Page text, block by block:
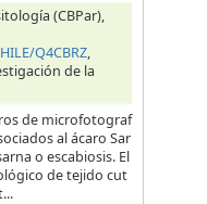
(CBPar),
Q4CBRZ,
de la
de microfotograf
al ácaro Sar
o escabiosis. El
de tejido cut